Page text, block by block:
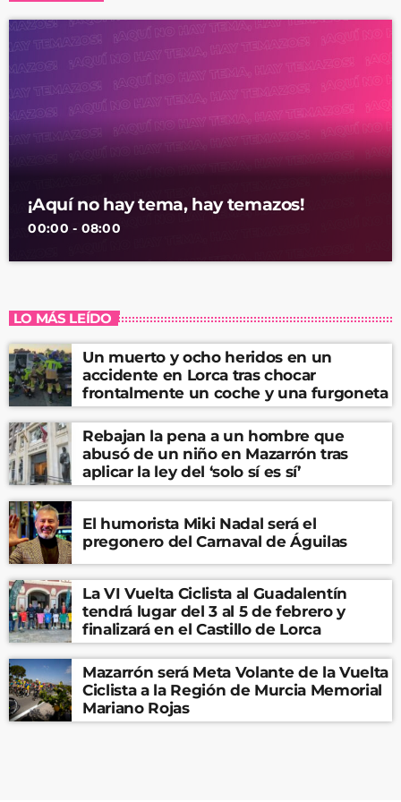
¡Aquí no hay tema, hay temazos!
00:00 - 08:00
LO MÁS LEÍDO
Un muerto y ocho heridos en un
accidente en Lorca tras chocar
frontalmente un coche y una furgoneta
Rebajan la pena a un hombre que
abusó de un niño en Mazarrón tras
aplicar la ley del ‘solo sí es sí’
El humorista Miki Nadal será el
pregonero del Carnaval de Águilas
La VI Vuelta Ciclista al Guadalentín
tendrá lugar del 3 al 5 de febrero y
finalizará en el Castillo de Lorca
Mazarrón será Meta Volante de la Vuelta
Ciclista a la Región de Murcia Memorial
Mariano Rojas